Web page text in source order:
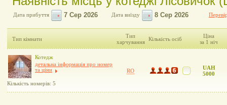
Дата прибуття Дата виїзду
Тип кімнати
Тип
харчування
Кількість осіб
Ціна
за 1 ніч
Котедж
детальна інформація про номер
та ціни
Кількість номерів: 5
RO
UAH
5000